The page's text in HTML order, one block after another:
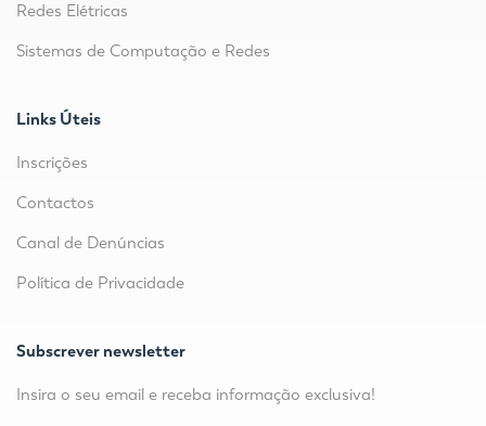
Redes Elétricas
Sistemas de Computação e Redes
Links Úteis
Inscrições
Contactos
Canal de Denúncias
Política de Privacidade
Subscrever newsletter
Insira o seu email e receba informação exclusiva!